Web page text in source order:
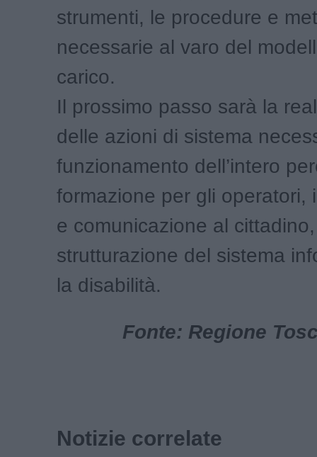
strumenti, le procedure e
necessarie al varo del
carico.
Il prossimo passo sarà la
delle azioni di sistema
funzionamento dell’intero
formazione per gli operatori,
e comunicazione al cittadino,
strutturazione del sistema
la disabilità.
Fonte: Regione
Notizie correlate